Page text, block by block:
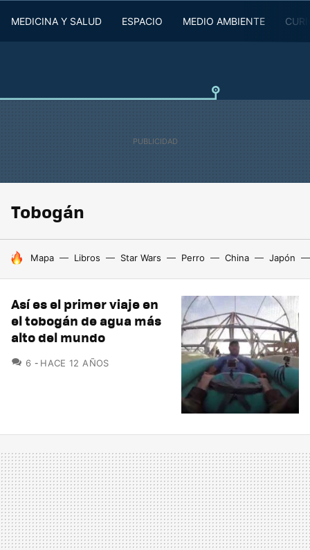
MEDICINA Y SALUD ESPACIO MEDIO AMBIENTE
Tobogán
HOY SE HABLA DE
Mapa Libros Star Wars Perro China Japón
Así es el primer viaje en
el tobogán de agua más
alto del mundo
6 COMENTARIOS
HACE 12 AÑOS